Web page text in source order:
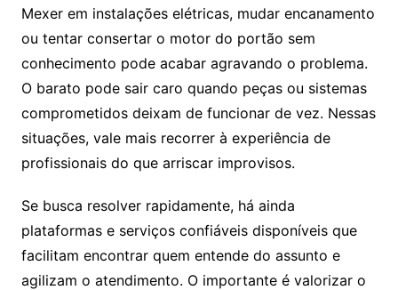
Mexer em instalações elétricas, mudar encanamento
ou tentar consertar o motor do portão sem
conhecimento pode acabar agravando o problema.
O barato pode sair caro quando peças ou sistemas
comprometidos deixam de funcionar de vez. Nessas
situações, vale mais recorrer à experiência de
profissionais do que arriscar improvisos.
Se busca resolver rapidamente, há ainda
plataformas e serviços confiáveis disponíveis que
facilitam encontrar quem entende do assunto e
agilizam o atendimento. O importante é valorizar o